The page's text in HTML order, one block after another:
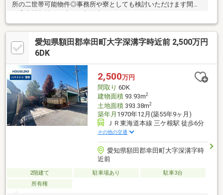
所の二世帯可能物件◎事務所や寮としても検討いただけます間取
としても使えそうです。◎充実した部屋数、収納力◎眺めの良い
バルコニーは、屋上ルーフにつながります。◎ご見学受付中【返
済例】月々80、630円3、280万円借入、変動金利0.85％、40年、
ボーナス払い0円。別途諸費用。※月々のお支払いはボーナス有無
深溝小学校 徒歩約11分◎南部中学校 徒歩約17分
愛知県額田郡幸田町大字深溝字時近前 2,500万円
6DK
2,500万円
間取り 6DK
建物面積93.93m2
土地面積393.38m2
築年月 1970年12月(築55年9ヶ月)
ＪＲ東海道本線 三ケ根駅 徒歩6分
その他の交通
愛知県額田郡幸田町大字深溝字時
近前
2階建て 駐車場あり
駐車3台
所有権